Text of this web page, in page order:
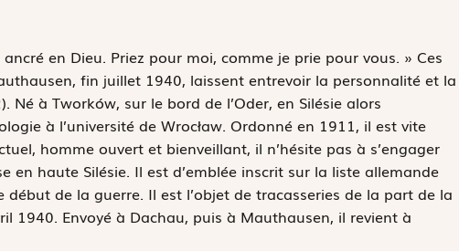
en Dieu. Priez pour moi, comme je prie pour vous. » Ces
fin juillet 1940, laissent entrevoir la personnalité et la
Né à Tworków, sur le bord de l’Oder, en Silésie alors
à l’université de Wrocław. Ordonné en 1911, il est vite
homme ouvert et bienveillant, il n’hésite pas à s’engager
haute Silésie. Il est d’emblée inscrit sur la liste allemande
début de la guerre. Il est l’objet de tracasseries de la part de la
1940. Envoyé à Dachau, puis à Mauthausen, il revient à